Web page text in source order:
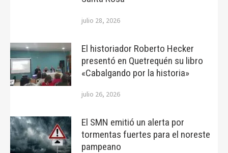
julio 28, 2026
El historiador Roberto Hecker
presentó en Quetrequén su libro
«Cabalgando por la historia»
julio 26, 2026
El SMN emitió un alerta por
tormentas fuertes para el noreste
pampeano